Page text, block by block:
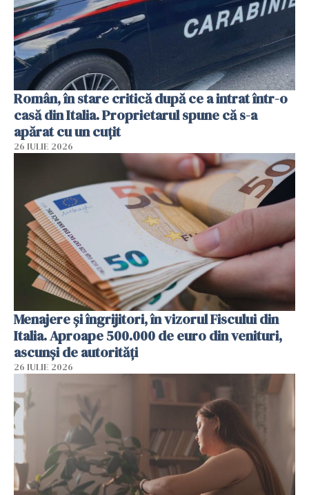
Român, în stare critică după ce a intrat într-o
casă din Italia. Proprietarul spune că s-a
apărat cu un cuțit
26 IULIE 2026
Menajere și îngrijitori, în vizorul Fiscului din
Italia. Aproape 500.000 de euro din venituri,
ascunși de autorități
26 IULIE 2026